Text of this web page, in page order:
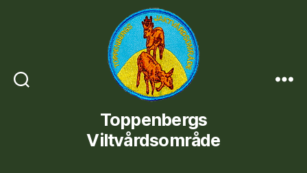
Viltvårdsområde
Toppenbergs
Viltvårdsområde